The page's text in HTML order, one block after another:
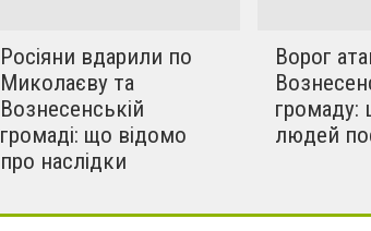
Росіяни вдарили по
Миколаєву та
Вознесенській
громаді: що відомо
про наслідки
Ворог
громаду:
людей